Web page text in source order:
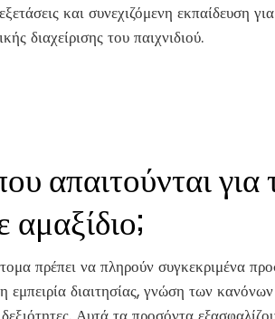
και συνεχιζόμενη εκπαίδευση
διαχείρισης του παιχνιδιού.
απαιτούνται για
αμαξίδιο;
πρέπει να πληρούν συγκεκριμένα
διαιτησίας, γνώση των